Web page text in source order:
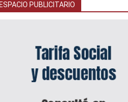
ESPACIO PUBLICITARIO